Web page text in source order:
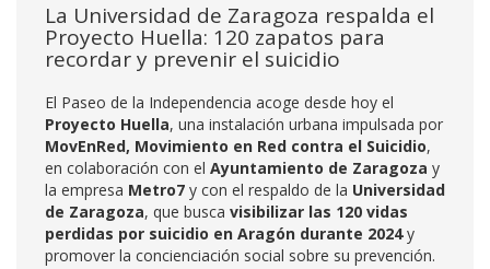
La Universidad de Zaragoza respalda el
Proyecto Huella: 120 zapatos para
recordar y prevenir el suicidio
El Paseo de la Independencia acoge desde hoy el
Proyecto Huella, una instalación urbana impulsada por
MovEnRed, Movimiento en Red contra el Suicidio,
en colaboración con el Ayuntamiento de Zaragoza y
la empresa Metro7 y con el respaldo de la Universidad
de Zaragoza, que busca visibilizar las 120 vidas
perdidas por suicidio en Aragón durante 2024y
promover la concienciación social sobre su prevención.